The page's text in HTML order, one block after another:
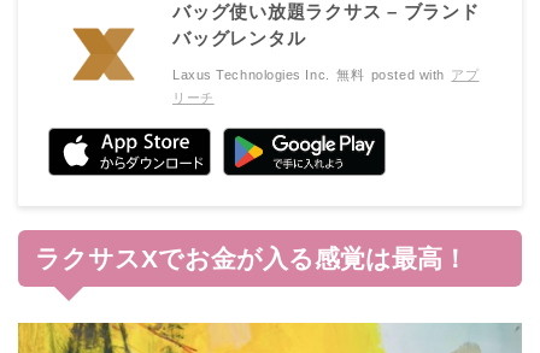
バッグ使い放題ラクサス – ブランド
バッグレンタル
Laxus Technologies Inc. 無料 posted with アプ
リーチ
ラクサスXでお金が入る感覚は最高！